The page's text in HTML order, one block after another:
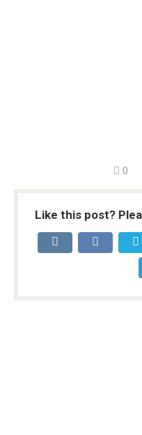
0
Like this post?